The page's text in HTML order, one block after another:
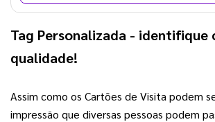
Tag Personalizada - identifique
qualidade!
Assim como os Cartões de Visita podem
impressão que diversas pessoas podem